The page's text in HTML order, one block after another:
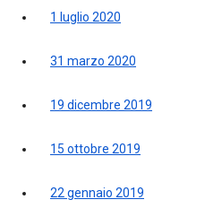
1 luglio 2020
31 marzo 2020
19 dicembre 2019
15 ottobre 2019
22 gennaio 2019